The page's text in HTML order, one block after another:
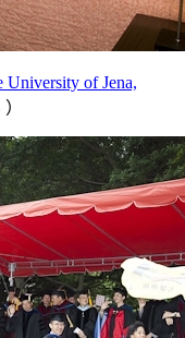
University of Jena,